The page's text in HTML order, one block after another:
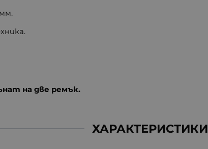
на две ремък.
ХАРАКТЕРИСТИКИ